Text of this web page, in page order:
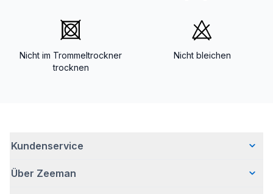
Nicht im Trommeltrockner
trocknen
Nicht bleichen
Kundenservice
Häufig gestellte Fragen
Über Zeeman